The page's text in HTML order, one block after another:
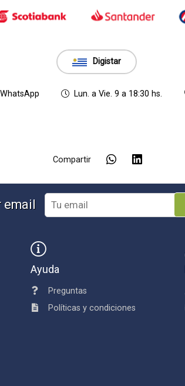
Digistar
WhatsApp Lun. a Vie. 9 a 18:30 hs.
Compartir
email
Ayuda
Preguntas
Políticas y condiciones